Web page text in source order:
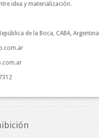
idea y materialización.
de la Boca, CABA, Argentina